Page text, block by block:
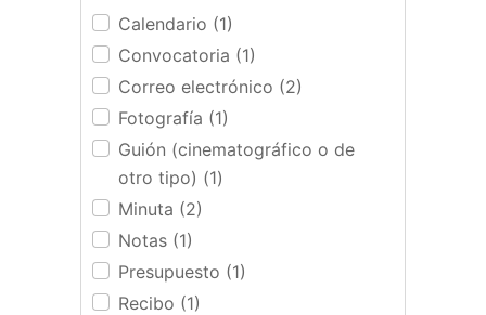
Calendario (1)
Convocatoria (1)
Correo electrónico (2)
Fotografía (1)
Guión (cinematográfico o de
otro tipo) (1)
Minuta (2)
Notas (1)
Presupuesto (1)
Recibo (1)